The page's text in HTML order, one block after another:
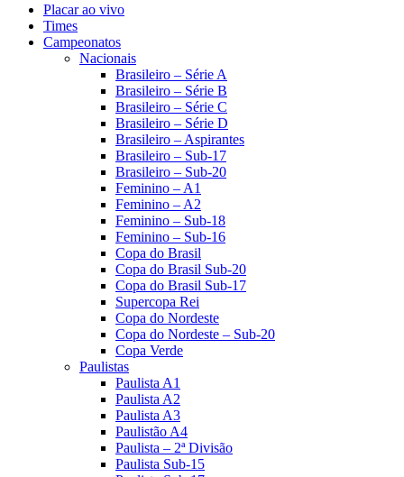
Placar ao vivo
Times
Campeonatos
Nacionais
Brasileiro – Série A
Brasileiro – Série B
Brasileiro – Série C
Brasileiro – Série D
Brasileiro – Aspirantes
Brasileiro – Sub-17
Brasileiro – Sub-20
Feminino – A1
Feminino – A2
Feminino – Sub-18
Feminino – Sub-16
Copa do Brasil
Copa do Brasil Sub-20
Copa do Brasil Sub-17
Supercopa Rei
Copa do Nordeste
Copa do Nordeste – Sub-20
Copa Verde
Paulistas
Paulista A1
Paulista A2
Paulista A3
Paulistão A4
Paulista – 2ª Divisão
Paulista Sub-15